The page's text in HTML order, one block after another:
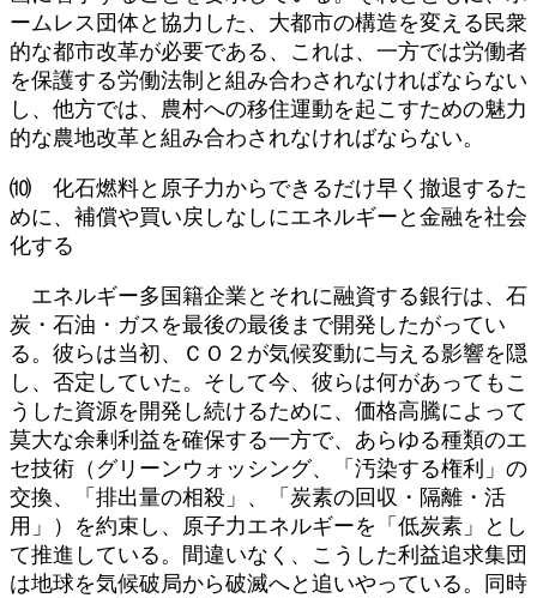
ームレス団体と協力した、大都市の構造を変える民衆
的な都市改革が必要である、これは、一方では労働者
を保護する労働法制と組み合わされなければならない
し、他方では、農村への移住運動を起こすための魅力
的な農地改革と組み合わされなければならない。
⑽ 化石燃料と原子力からできるだけ早く撤退するた
めに、補償や買い戻しなしにエネルギーと金融を社会
化する
エネルギー多国籍企業とそれに融資する銀行は、石
炭・石油・ガスを最後の最後まで開発したがってい
る。彼らは当初、ＣＯ２が気候変動に与える影響を隠
し、否定していた。そして今、彼らは何があってもこ
うした資源を開発し続けるために、価格高騰によって
莫大な余剰利益を確保する一方で、あらゆる種類のエ
セ技術（グリーンウォッシング、「汚染する権利」の
交換、「排出量の相殺」、「炭素の回収・隔離・活
用」）を約束し、原子力エネルギーを「低炭素」とし
て推進している。間違いなく、こうした利益追求集団
は地球を気候破局から破滅へと追いやっている。同時